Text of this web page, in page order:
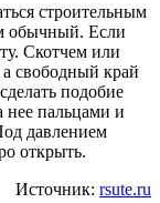
строительным
обычный. Если
Скотчем или
свободный край
подобие
нее пальцами и
давлением
открыть.
Источник: rsute.ru